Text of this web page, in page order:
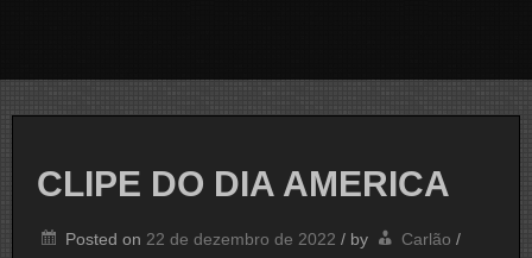
CLIPE DO DIA AMERICA
Posted on 22 de dezembro de 2022 / by Carlão /